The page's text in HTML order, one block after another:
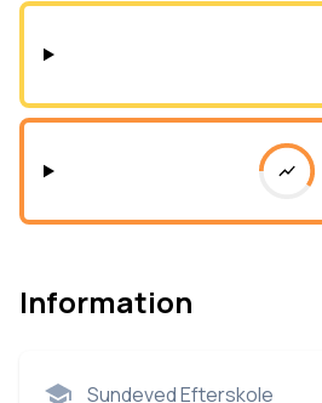
Information
Sundeved Efterskole